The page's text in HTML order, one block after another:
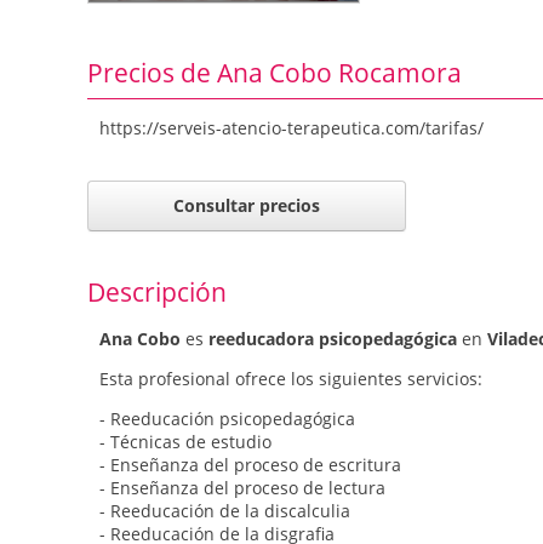
Precios de Ana Cobo Rocamora
https://serveis-atencio-terapeutica.com/tarifas/
Consultar precios
Descripción
Ana Cobo es reeducadora psicopedagógica en
Esta profesional ofrece los siguientes servicios:
- Reeducación psicopedagógica
- Técnicas de estudio
- Enseñanza del proceso de escritura
- Enseñanza del proceso de lectura
- Reeducación de la discalculia
- Reeducación de la disgrafia